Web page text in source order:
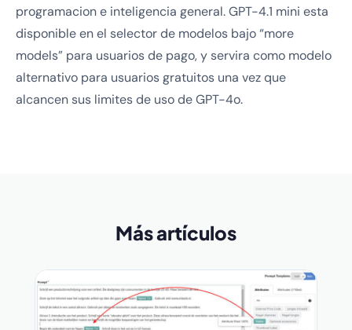
programacion e inteligencia general. GPT-4.1 mini esta
disponible en el selector de modelos bajo “more
models” para usuarios de pago, y servira como modelo
alternativo para usuarios gratuitos una vez que
alcancen sus limites de uso de GPT-4o.
Más artículos